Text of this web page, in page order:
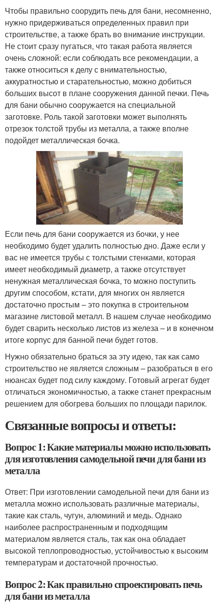
Чтобы правильно соорудить печь для бани, несомненно,
нужно придерживаться определенных правил при
строительстве, а также брать во внимание инструкции.
Не стоит сразу пугаться, что такая работа является
очень сложной: если соблюдать все рекомендации, а
также относиться к делу с внимательностью,
аккуратностью и старательностью, можно добиться
больших высот в плане сооружения данной печки. Печь
для бани обычно сооружается на специальной
заготовке. Роль такой заготовки может выполнять
отрезок толстой трубы из металла, а также вполне
подойдет металлическая бочка.
Если печь для бани сооружается из бочки, у нее
необходимо будет удалить полностью дно. Даже если у
вас не имеется трубы с толстыми стенками, которая
имеет необходимый диаметр, а также отсутствует
ненужная металлическая бочка, то можно поступить
другим способом, кстати, для многих он является
достаточно простым – это покупка в строительном
магазине листовой металл. В нашем случае необходимо
будет сварить несколько листов из железа – и в конечном
итоге корпус для банной печи будет готов.
Нужно обязательно браться за эту идею, так как само
строительство не является сложным – разобраться в его
нюансах будет под силу каждому. Готовый агрегат будет
отличаться экономичностью, а также станет прекрасным
решением для обогрева больших по площади парилок.
Связанные вопросы и ответы:
Вопрос 1: Какие материалы можно использовать
для изготовления самодельной печи для бани из
металла
Ответ: При изготовлении самодельной печи для бани из
металла можно использовать различные материалы,
такие как сталь, чугун, алюминий и медь. Однако
наиболее распространенным и подходящим
материалом является сталь, так как она обладает
высокой теплопроводностью, устойчивостью к высоким
температурам и достаточной прочностью.
Вопрос 2: Как правильно спроектировать печь
для бани из металла